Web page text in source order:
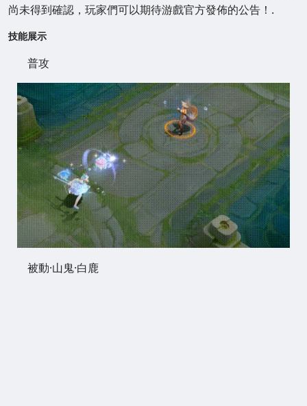
尚未得到確認，玩家們可以期待游戲官方發佈的公告！.
技能展示
普攻
被動·山鬼·白鹿